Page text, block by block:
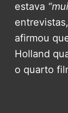
estava
afirmou
Holland
o quarto